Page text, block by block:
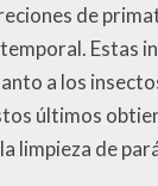
de
Estas
a los
últimos
limpieza de